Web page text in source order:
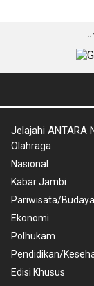
Jelajahi ANTARA
Olahraga
Nasional
Kabar Jambi
Pariwisata/Budaya
Ekonomi
Polhukam
Pendidikan/
Edisi Khusus